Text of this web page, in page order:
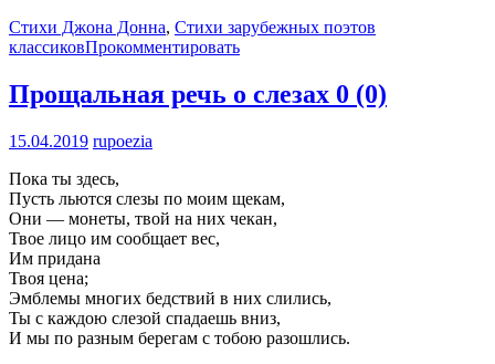
Стихи Джона Донна, Стихи зарубежных поэтов
классиковПрокомментировать
Прощальная речь о слезах 0 (0)
15.04.2019 rupoezia
Пока ты здесь,
Пусть льются слезы по моим щекам,
Они — монеты, твой на них чекан,
Твое лицо им сообщает вес,
Им придана
Твоя цена;
Эмблемы многих бедствий в них слились,
Ты с каждою слезой спадаешь вниз,
И мы по разным берегам с тобою разошлись.